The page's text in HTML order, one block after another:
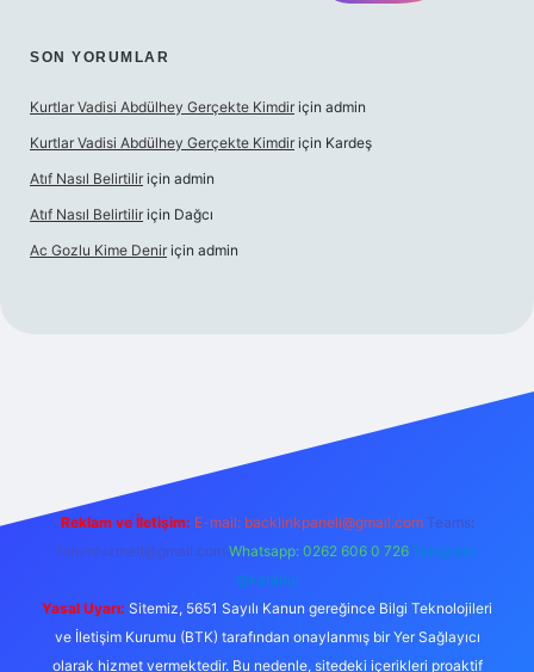
SON YORUMLAR
Kurtlar Vadisi Abdülhey Gerçekte Kimdir için admin
Kurtlar Vadisi Abdülhey Gerçekte Kimdir için Kardeş
Atıf Nasıl Belirtilir için admin
Atıf Nasıl Belirtilir için Dağcı
Ac Gozlu Kime Denir için admin
Reklam ve İletişim: E-mail: backlinkpaneli@gmail.com Teams:
forumhizmeti@gmail.com Whatsapp: 0262 606 0 726 Telegram:
@karabul
Yasal Uyarı: Sitemiz, 5651 Sayılı Kanun gereğince Bilgi Teknolojileri
ve İletişim Kurumu (BTK) tarafından onaylanmış bir Yer Sağlayıcı
olarak hizmet vermektedir. Bu nedenle, sitedeki içerikleri proaktif